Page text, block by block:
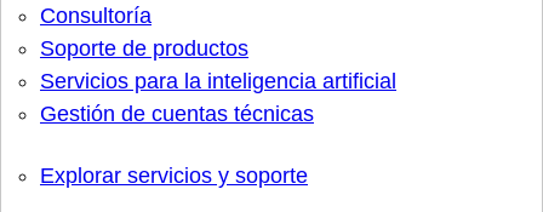
Consultoría
Soporte de productos
Servicios para la inteligencia artificial
Gestión de cuentas técnicas
Explorar servicios y soporte